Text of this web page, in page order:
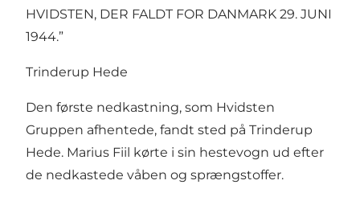
HVIDSTEN, DER FALDT FOR DANMARK 29. JUNI
1944.”
Trinderup Hede
Den første nedkastning, som Hvidsten
Gruppen afhentede, fandt sted på Trinderup
Hede. Marius Fiil kørte i sin hestevogn ud efter
de nedkastede våben og sprængstoffer.